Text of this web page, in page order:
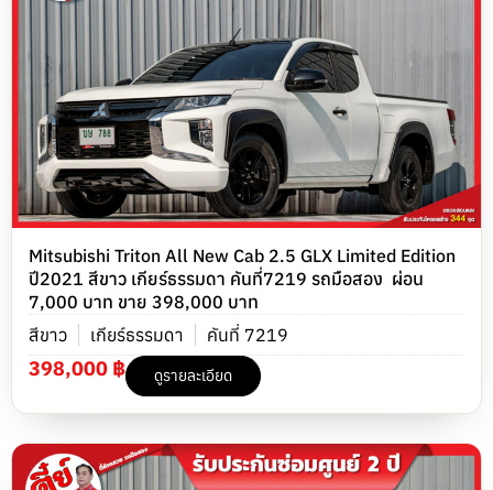
Mitsubishi Triton All New Cab 2.5 GLX Limited Edition
ปี2021 สีขาว เกียร์ธรรมดา คันที่7219 รถมือสอง ผ่อน
7,000 บาท ขาย 398,000 บาท
สีขาว
เกียร์ธรรมดา คันที่ 7219
398,000 ฿ ดูรายละเอียด